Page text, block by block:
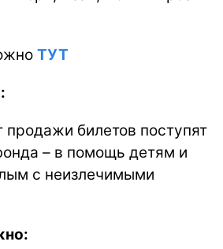
ТУТ
продажи билетов поступят
– в помощь детям и
с неизлечимыми